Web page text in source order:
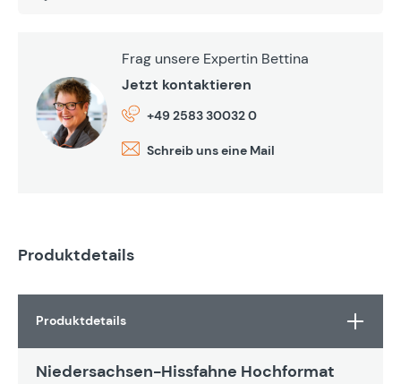
Frag unsere Expertin Bettina
Jetzt kontaktieren
+49 2583 30032 0
Schreib uns eine Mail
Produktdetails
Produktdetails
Niedersachsen-Hissfahne Hochformat